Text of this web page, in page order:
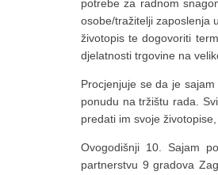
potrebe za radnom
osobe/tražitelji zaposlenja
životopis te dogovoriti
djelatnosti trgovine na
Procjenjuje se da je
ponudu na tržištu rada.
predati im svoje
Ovogodišnji 10. Sajam
partnerstvu 9 gradova